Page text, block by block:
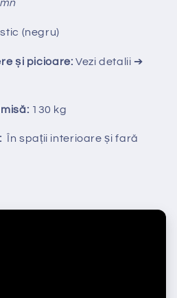
(negru)
și picioare:Vezi detalii ➔
130 kg
În spații interioare și fară